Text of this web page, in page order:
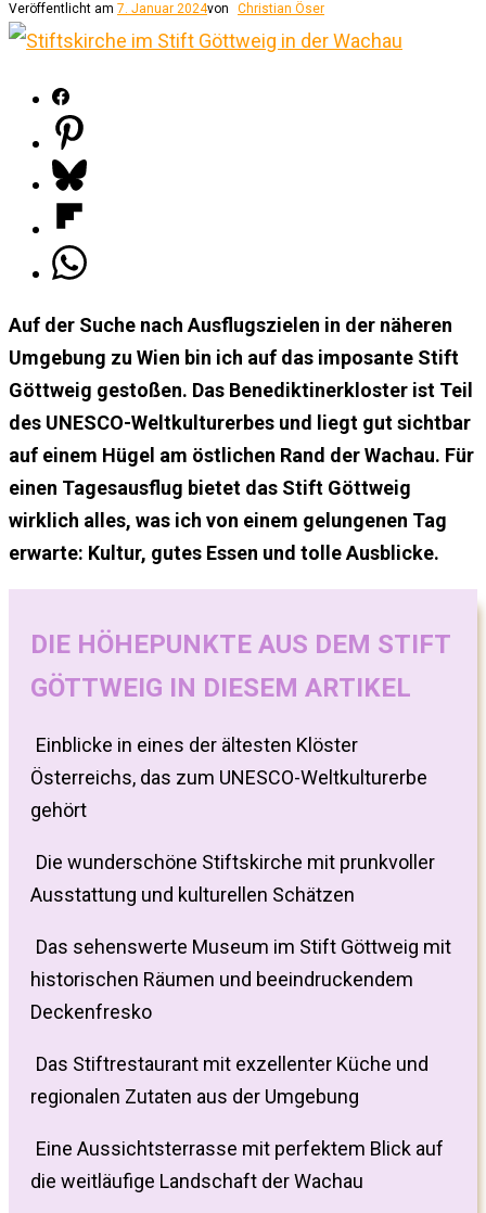
Veröffentlicht am 7. Januar 2024von Christian Öser
Auf der Suche nach Ausflugszielen in der näheren
Umgebung zu Wien bin ich auf das imposante Stift
Göttweig gestoßen. Das Benediktinerkloster ist Teil
des UNESCO-Weltkulturerbes und liegt gut sichtbar
auf einem Hügel am östlichen Rand der Wachau. Für
einen Tagesausflug bietet das Stift Göttweig
wirklich alles, was ich von einem gelungenen Tag
erwarte: Kultur, gutes Essen und tolle Ausblicke.
DIE HÖHEPUNKTE AUS DEM STIFT
GÖTTWEIG IN DIESEM ARTIKEL
Einblicke in eines der ältesten Klöster
Österreichs, das zum UNESCO-Weltkulturerbe
gehört
Die wunderschöne Stiftskirche mit prunkvoller
Ausstattung und kulturellen Schätzen
Das sehenswerte Museum im Stift Göttweig mit
historischen Räumen und beeindruckendem
Deckenfresko
Das Stiftrestaurant mit exzellenter Küche und
regionalen Zutaten aus der Umgebung
Eine Aussichtsterrasse mit perfektem Blick auf
die weitläufige Landschaft der Wachau